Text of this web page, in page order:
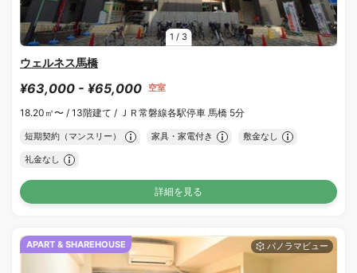
1 / 3
ウェルネス馬橋
¥63,000 - ¥65,000 空室
18.20㎡〜 / 13階建て / ＪＲ常磐線各駅停車 馬橋 5分
短期契約（マンスリー） 家具・家電付き 敷金なし
礼金なし
詳細を見る
APART & SHAREHOUSE